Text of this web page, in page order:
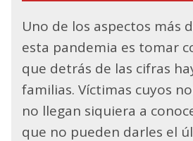
Uno de los aspectos más
esta pandemia es tomar
que detrás de las cifras
familias. Víctimas cuyos
no llegan siquiera a
que no pueden darles el